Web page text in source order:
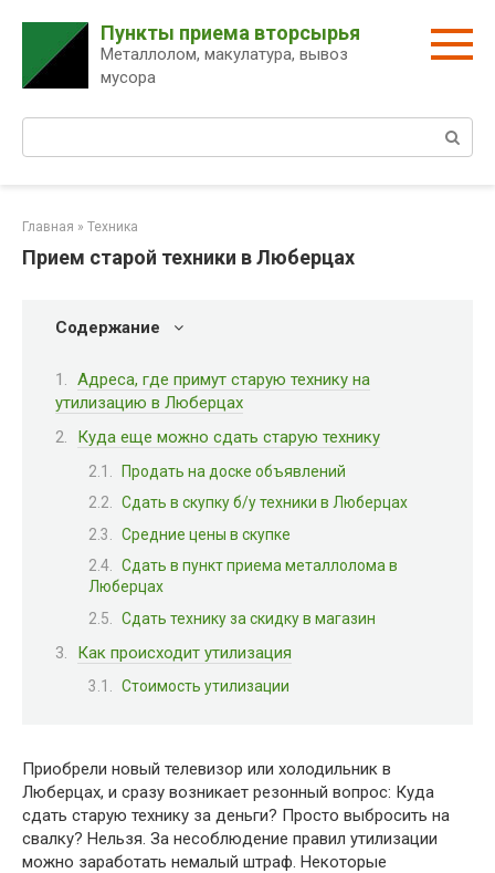
контенту
Пункты приема вторсырья
Металлолом, макулатура, вывоз
мусора
Главная » Техника
Прием старой техники в Люберцах
Содержание
Адреса, где примут старую технику на
утилизацию в Люберцах
Куда еще можно сдать старую технику
Продать на доске объявлений
Сдать в скупку б/у техники в Люберцах
Средние цены в скупке
Сдать в пункт приема металлолома в
Люберцах
Сдать технику за скидку в магазин
Как происходит утилизация
Стоимость утилизации
Приобрели новый телевизор или холодильник в
Люберцах, и сразу возникает резонный вопрос: Куда
сдать старую технику за деньги? Просто выбросить на
свалку? Нельзя. За несоблюдение правил утилизации
можно заработать немалый штраф. Некоторые